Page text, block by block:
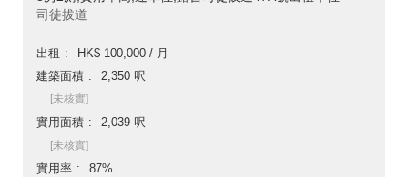
司徒拔道
出租
HK$ 100,000 / 月
建築面積
2,350 呎
[未核實]
實用面積 2,039 呎
[未核實]
實用率
87%